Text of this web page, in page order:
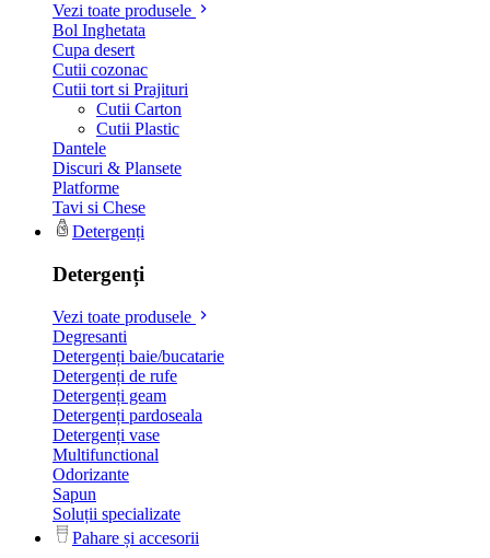
Vezi toate produsele
Bol Inghetata
Cupa desert
Cutii cozonac
Cutii tort si Prajituri
Cutii Carton
Cutii Plastic
Dantele
Discuri & Plansete
Platforme
Tavi si Chese
Detergenți
Detergenți
Vezi toate produsele
Degresanti
Detergenți baie/bucatarie
Detergenți de rufe
Detergenți geam
Detergenți pardoseala
Detergenți vase
Multifunctional
Odorizante
Sapun
Soluții specializate
Pahare și accesorii